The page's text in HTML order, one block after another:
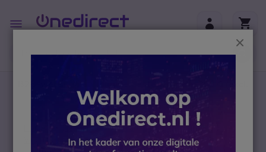
Toggle
Nav
btw)
Headsets
Draadloze headsets
Voor PC en mobiele telefoons
Cleyver ODHW30